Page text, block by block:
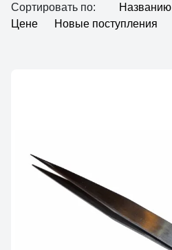
Сортировать по:
Названию
Цене
Новые поступления